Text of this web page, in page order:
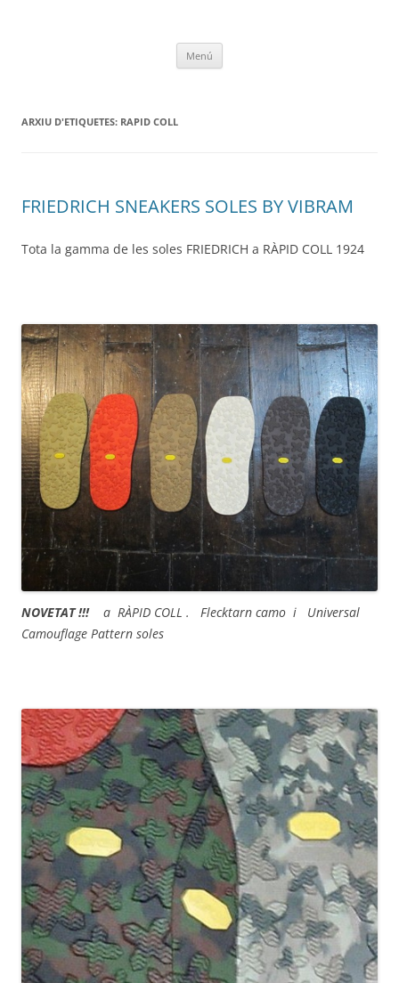
Menú
ARXIU D'ETIQUETES: RAPID COLL
FRIEDRICH SNEAKERS SOLES BY VIBRAM
Tota la gamma de les soles FRIEDRICH a RÀPID COLL 1924
NOVETAT !!!a RÀPID COLL . Flecktarn camo i Universal
Camouflage Pattern soles